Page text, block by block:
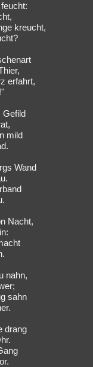
kreucht,
erfahrt,
Gefild
mild
Wand
Nacht,
nahn,
sahn
drang